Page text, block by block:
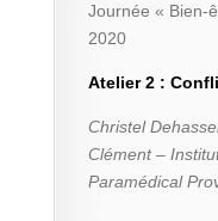
Journée « Bien-
2020
Atelier 2 :
Christel
Clément –
Paramédical